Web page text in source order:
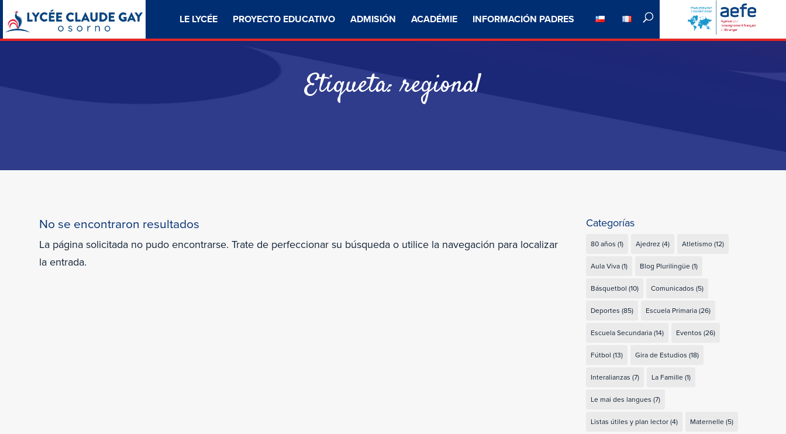
LE LYCÉE PROYECTO EDUCATIVO ADMISIÓN ACADÉMIE INFORMACIÓN PADRES
Etiqueta:regional
No se encontraron resultados
La página solicitada no pudo encontrarse. Trate de perfeccionar su búsqueda o utilice la navegación para localizar
la entrada.
Categorías
80 años (1) Ajedrez (4) Atletismo(12)
Aula Viva(1) Blog Plurilingüe(1)
Básquetbol (10) Comunicados (5)
Deportes (85) Escuela Primaria(26)
Escuela Secundaria(14) Eventos (26)
Fútbol (13) Gira de Estudios (18)
Interalianzas (7) La Famille(1)
Le mai des langues (7)
Listas útiles y plan lector(4) Maternelle(5)